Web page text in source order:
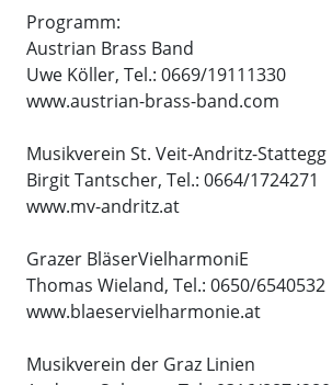
Programm:
Austrian Brass Band
Uwe Köller, Tel.: 0669/19111330
www.austrian-brass-band.com
Musikverein St. Veit-Andritz-Stattegg
Birgit Tantscher, Tel.: 0664/1724271
www.mv-andritz.at
Grazer BläserVielharmoniE
Thomas Wieland, Tel.: 0650/6540532
www.blaeservielharmonie.at
Musikverein der Graz Linien